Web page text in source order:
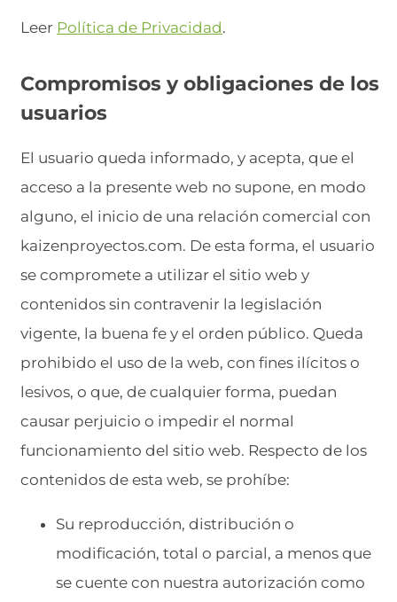
Leer Política de Privacidad.
Compromisos y obligaciones de los
usuarios
El usuario queda informado, y acepta, que el
acceso a la presente web no supone, en modo
alguno, el inicio de una relación comercial con
kaizenproyectos.com. De esta forma, el usuario
se compromete a utilizar el sitio web y
contenidos sin contravenir la legislación
vigente, la buena fe y el orden público. Queda
prohibido el uso de la web, con fines ilícitos o
lesivos, o que, de cualquier forma, puedan
causar perjuicio o impedir el normal
funcionamiento del sitio web. Respecto de los
contenidos de esta web, se prohíbe:
Su reproducción, distribución o
modificación, total o parcial, a menos que
se cuente con nuestra autorización como